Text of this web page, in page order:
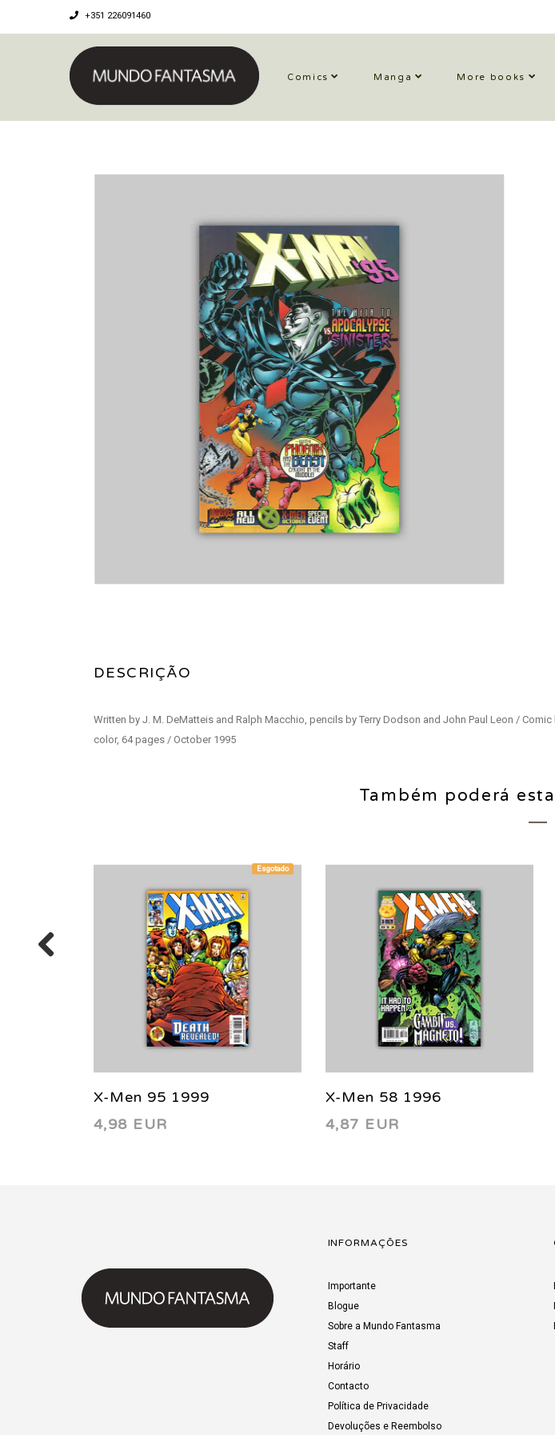
+351 226091460
Comics Manga More books
DESCRIÇÃO
Written by J. M. DeMatteis and Ralph Macchio, pencils by Terry Dodson and John Paul Leon / Comic
color, 64 pages / October 1995
Também poderá
Esgotado
X-Men 95 1999
4,98 EUR
X-Men 58 1996
4,87 EUR
INFORMAÇÕES
Importante
Blogue
Sobre a Mundo Fantasma
Staff
Horário
Contacto
Política de Privacidade
Devoluções e Reembolso